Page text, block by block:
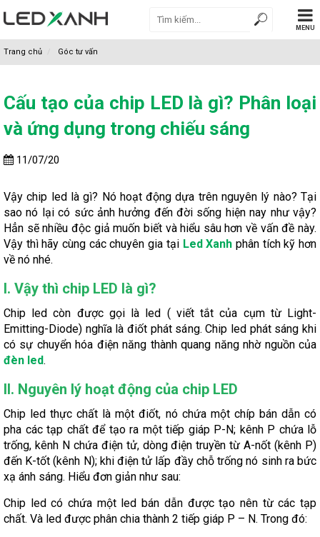
MENU
Trang chủ Góc tư vấn
Cấu tạo của chip LED là gì? Phân loại
và ứng dụng trong chiếu sáng
11/07/20
Vậy chip led là gì? Nó hoạt động dựa trên nguyên lý nào? Tại
sao nó lại có sức ảnh hưởng đến đời sống hiện nay như vậy?
Hẳn sẽ nhiều độc giả muốn biết và hiểu sâu hơn về vấn đề này.
Vậy thì hãy cùng các chuyên gia tại Led Xanh phân tích kỹ hơn
về nó nhé.
I. Vậy thì chip LED là gì?
Chip led còn được gọi là led ( viết tắt của cụm từ Light-
Emitting-Diode) nghĩa là điốt phát sáng. Chip led phát sáng khi
có sự chuyển hóa điện năng thành quang năng nhờ nguồn của
đèn led.
II. Nguyên lý hoạt động của chip LED
Chip led thực chất là một điốt, nó chứa một chíp bán dẫn có
pha các tạp chất để tạo ra một tiếp giáp P-N; kênh P chứa lỗ
trống, kênh N chứa điện tử, dòng điện truyền từ A-nốt (kênh P)
đến K-tốt (kênh N); khi điện tử lấp đầy chỗ trống nó sinh ra bức
xạ ánh sáng. Hiểu đơn giản như sau:
Chip led có chứa một led bán dẫn được tạo nên từ các tạp
chất. Và led được phân chia thành 2 tiếp giáp P – N. Trong đó: